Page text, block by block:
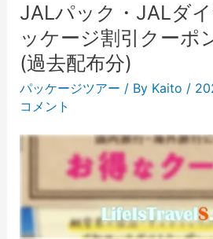
JALパック・JALダ
ッケージ割引クーポ
(過去配布分)
パッケージツアー / By Kaito /
コメント